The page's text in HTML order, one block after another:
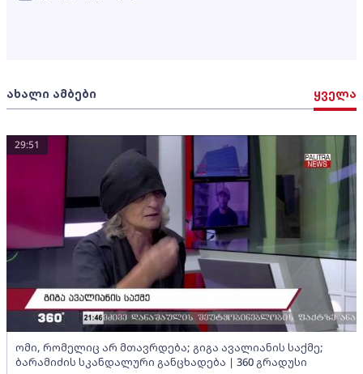
ახალი ამბები ყველა
ომი, რომელიც არ მთავრდება; გიგა ავალიანის საქმე;
ბარამიძის სკანდალური განცხადება | 360 გრადუსი
29:51